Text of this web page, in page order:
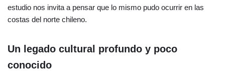
estudio nos invita a pensar que lo mismo pudo ocurrir en las
costas del norte chileno.
Un legado cultural profundo y poco
conocido